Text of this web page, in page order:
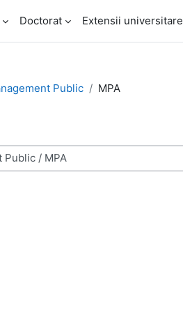
Doctorat Extensii universitare
Public MPA
cursuri